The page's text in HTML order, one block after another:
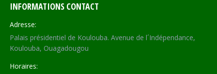
INFORMATIONS CONTACT
Adresse:
Palais présidentiel de Koulouba. Avenue de l´Indépendance,
Koulouba, Ouagadougou
Horaires: